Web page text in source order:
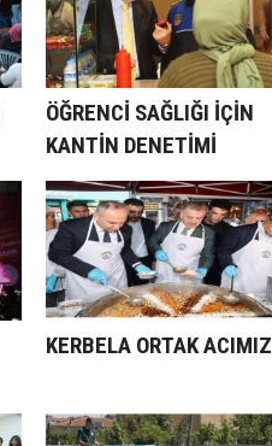
ÖĞRENCİ SAĞLIĞI İÇİN
KANTİN DENETİMİ
KERBELA ORTAK ACIMIZ